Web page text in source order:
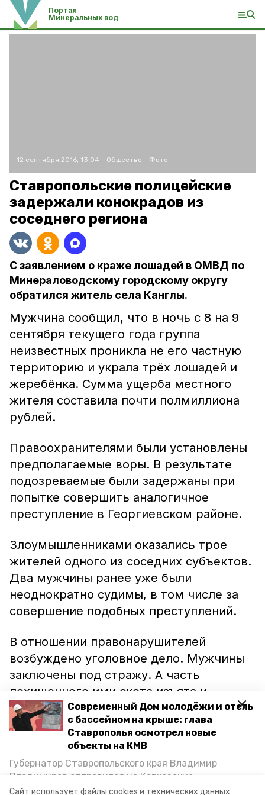
Сайт использует файлы cookies и технических данных
Современный Дом молодёжи и отель
с бассейном на крыше: глава
Ставрополья осмотрел новые
объекты на КМВ
Губернатор Ставропольского края Владимир
Владимиров отправился на Кавказские
Минеральные Воды, чтобы проинспектировать
Портал
Минеральных вод
12 сентября 2016, 13:04 Общество Фото:
Ставропольские полицейские
задержали конокрадов из
соседнего региона
С заявлением о краже лошадей в ОМВД по
Минераловодскому городскому округу
обратился житель села Канглы.
Мужчина сообщил, что в ночь с 8 на 9
сентября текущего года группа
неизвестных проникла не его частную
территорию и украла трёх лошадей и
жеребёнка. Сумма ущерба местного
жителя составила почти полмиллиона
рублей.
Правоохранителями были установлены
предполагаемые воры. В результате
подозреваемые были задержаны при
попытке совершить аналогичное
преступление в Георгиевском районе.
Злоумышленниками оказались трое
жителей одного из соседних субъектов.
Два мужчины ранее уже были
неоднократно судимы, в том числе за
совершение подобных преступлений.
В отношении правонарушителей
возбуждено уголовное дело. Мужчины
заключены под стражу. А часть
похищенного ими скота изъята и
передана собственнику.
Напомним, в конце мая прошлого года
неизвестный
Нефтекумскеиз конноспортивного
клуба лошадей. Злоумышленника